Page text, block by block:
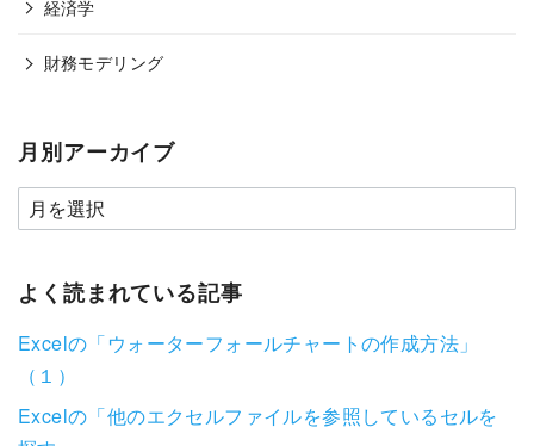
経済学
財務モデリング
月別アーカイブ
よく読まれている記事
Excelの「ウォーターフォールチャートの作成方法」
（１）
Excelの「他のエクセルファイルを参照しているセルを